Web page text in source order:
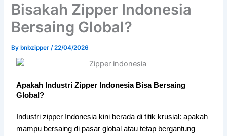
Bisakah Zipper Indonesia
Bersaing Global?
By bnbzipper/22/04/2026
Apakah Industri Zipper Indonesia Bisa Bersaing
Global?
Industri zipper Indonesia kini berada di titik krusial: apakah
mampu bersaing di pasar global atau tetap bergantung